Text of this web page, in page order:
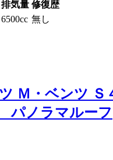
排気量 修復歴
6500cc 無し
Ｍ・ベンツ
パノラマルーフ